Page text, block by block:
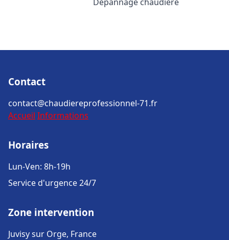
Contact
contact@chaudiereprofessionnel-71.fr
Accueil Informations
Horaires
Lun-Ven: 8h-19h
Service d'urgence 24/7
Zone intervention
Juvisy sur Orge, France